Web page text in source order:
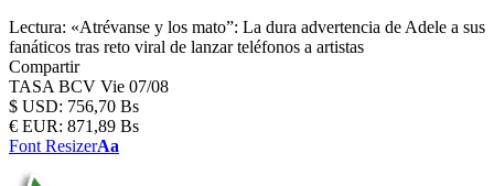
Lectura: «Atrévanse y los mato”: La dura advertencia de Adele a sus
fanáticos tras reto viral de lanzar teléfonos a artistas
Compartir
TASA BCV Vie 07/08
$ USD: 756,70 Bs
€ EUR: 871,89 Bs
Font ResizerAa